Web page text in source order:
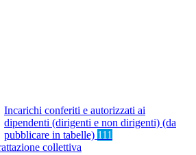
Incarichi conferiti e autorizzati ai
dipendenti (dirigenti e non dirigenti) (da
pubblicare in tabelle) 111
collettiva